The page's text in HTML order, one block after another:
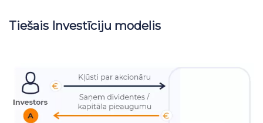
Tiešais Investīciju modelis